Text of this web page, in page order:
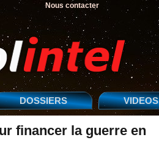
Nous contacter
DOSSIERS VIDEOS
financer la guerre en